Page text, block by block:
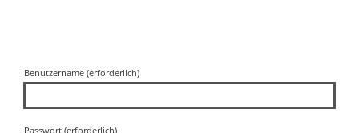
Benutzername (erforderlich)
Passwort (erforderlich)